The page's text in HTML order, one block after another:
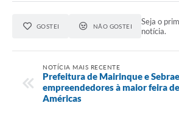
GOSTEI NÃO GOSTEI
Seja o
notícia.
NOTÍCIA MAIS RECENTE
Prefeitura de Mairinque e
empreendedores à maior feira
Américas